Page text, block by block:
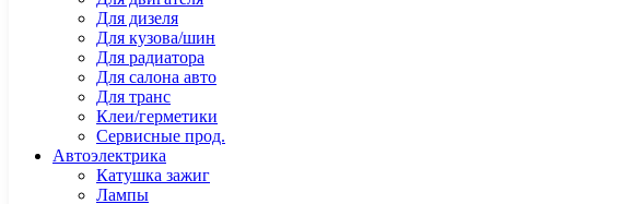
Для дизеля
Для кузова/шин
Для радиатора
Для салона авто
Для транс
Клеи/герметики
Сервисные прод.
Автоэлектрика
Катушка зажиг
Лампы